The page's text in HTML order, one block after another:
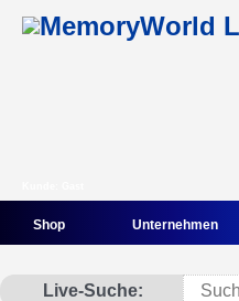
Shop Unternehmen
Live-Suche: